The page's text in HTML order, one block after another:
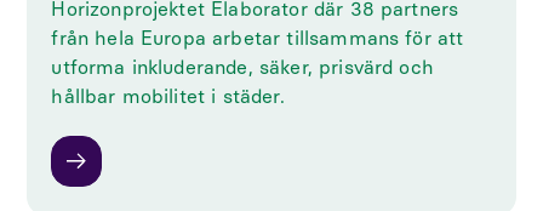
Horizonprojektet Elaborator där 38 partners
från hela Europa arbetar tillsammans för att
utforma inkluderande, säker, prisvärd och
hållbar mobilitet i städer.